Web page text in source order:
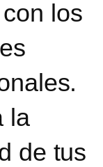
los
la
de tus